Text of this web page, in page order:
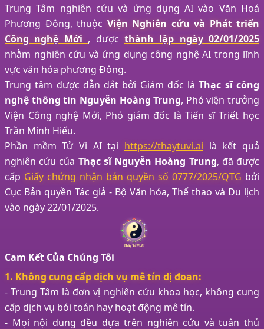
Trung Tâm nghiên cứu và ứng dụng AI vào Văn Hoá
Phương Đông, thuộc Viện Nghiên cứu và Phát triển
Công nghệ Mới , được thành lập ngày 02/01/2025
nhằm nghiên cứu và ứng dụng công nghệ AI trong lĩnh
vực văn hóa phương Đông.
Trung tâm được dẫn dắt bởi Giám đốc làThạc sĩ công
nghệ thông tin Nguyễn Hoàng Trung, Phó viện trưởng
Viện Công nghệ Mới, Phó giám đốc là Tiến sĩ Triết học
Trần Minh Hiếu.
Phần mềm Tử Vi AI tại https://thaytuvi.ai là kết quả
nghiên cứu của Thạc sĩ Nguyễn Hoàng Trung, đã được
cấp Giấy chứng nhận bản quyền số 0777/2025/QTG bởi
Cục Bản quyền Tác giả - Bộ Văn hóa, Thể thao và Du lịch
vào ngày 22/01/2025.
Cam Kết Của Chúng Tôi
1. Không cung cấp dịch vụ mê tín dị đoan:
- Trung Tâm là đơn vị nghiên cứu khoa học, không cung
cấp dịch vụ bói toán hay hoạt động mê tín.
- Mọi nội dung đều dựa trên nghiên cứu và tuân thủ